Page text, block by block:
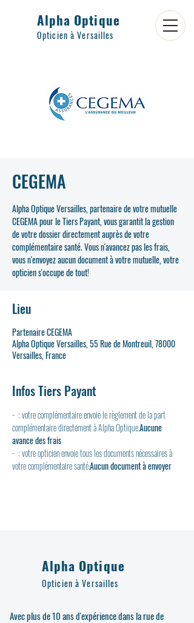
Alpha Optique
Opticien à Versailles
CEGEMA
Alpha Optique Versailles, partenaire de votre mutuelle
CEGEMA pour le Tiers Payant, vous garantit la gestion
de votre dossier directement auprès de votre
complémentaire santé. Vous n'avancez pas les frais,
vous n'envoyez aucun document à votre mutuelle, votre
opticien s'occupe de tout!
Lieu
Partenaire CEGEMA
Alpha Optique Versailles, 55 Rue de Montreuil, 78000
Versailles, France
Infos Tiers Payant
- : votre complémentaire envoie le règlement de la part
complémentaire directement à Alpha Optique.Aucune
avance des frais
- : votre opticien envoie tous les documents nécessaires à
votre complémentaire santé.Aucun document à envoyer
Alpha Optique
Opticien à Versailles
Avec plus de 10 ans d'expérience dans la rue de